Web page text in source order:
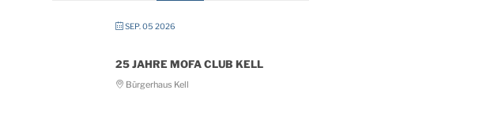
SEP. 05 2026
25 JAHRE MOFA CLUB KELL
Bürgerhaus Kell